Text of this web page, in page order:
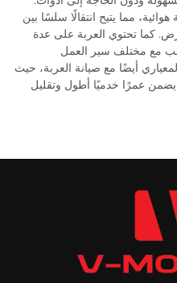
مما يتيح انتقالًا سلسًا بين
كما تحتوي العربة على عدة
مع مختلف سير العمل
أيضًا مع صيانة العربة، حيث
يضمن عمرًا خدميًا أطول وتقليل